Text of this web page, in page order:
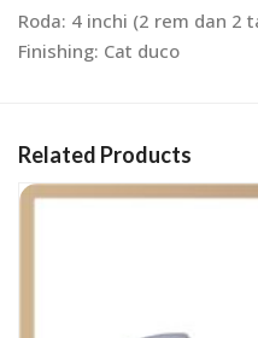
Roda: 4 inchi (2 rem dan 2
Finishing: Cat duco
Related Products